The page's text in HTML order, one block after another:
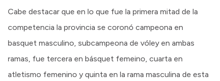
Cabe destacar que en lo que fue la primera mitad de la
competencia la provincia se coronó campeona en
basquet masculino, subcampeona de vóley en ambas
ramas, fue tercera en básquet femeino, cuarta en
atletismo femenino y quinta en la rama masculina de esta